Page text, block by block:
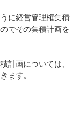
に経営管理権集積
でその集積計画を
計画については、
ます。